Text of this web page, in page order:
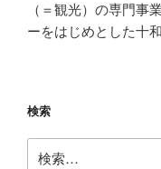
（＝観光）の専門事
ーをはじめとした十
検索